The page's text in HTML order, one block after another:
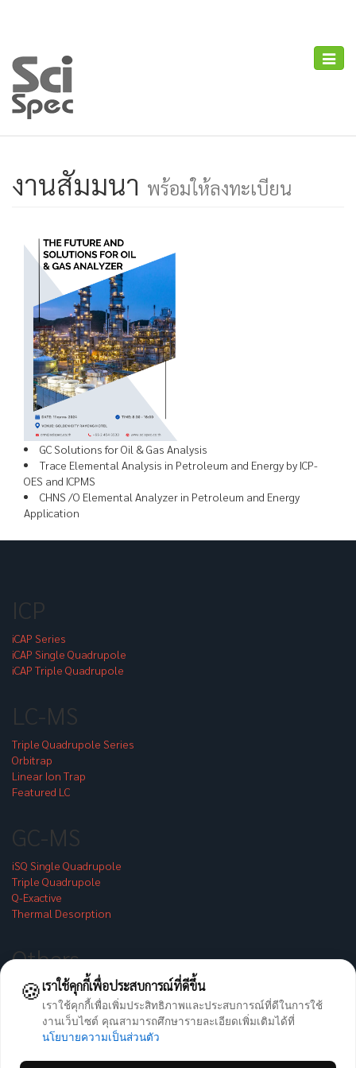
Toggle
🍪เราใช้คุกกี้เพื่อประสบการณ์ที่ดีขึ้น
เราใช้คุกกี้เพื่อเพิ่มประสิทธิภาพและประสบการณ์ที่ดีในการใช้
งานเว็บไซต์ คุณสามารถศึกษารายละเอียดเพิ่มเติมได้ที่
นโยบายความเป็นส่วนตัว
งานสัมมนา พร้อมให้ลงทะเบียน
GC Solutions for Oil & Gas Analysis
Trace Elemental Analysis in Petroleum and Energy by ICP-
OES and ICPMS
CHNS /O Elemental Analyzer in Petroleum and Energy
Application
ICP
iCAP Series
iCAP Single Quadrupole
iCAP Triple Quadrupole
LC-MS
Triple Quadrupole Series
Orbitrap
Linear Ion Trap
Featured LC
GC-MS
iSQ Single Quadrupole
Triple Quadrupole
Q-Exactive
Thermal Desorption
Others
Radiation Measurement
Discrete Photometric
Atomics Absorption
Handheld XRF